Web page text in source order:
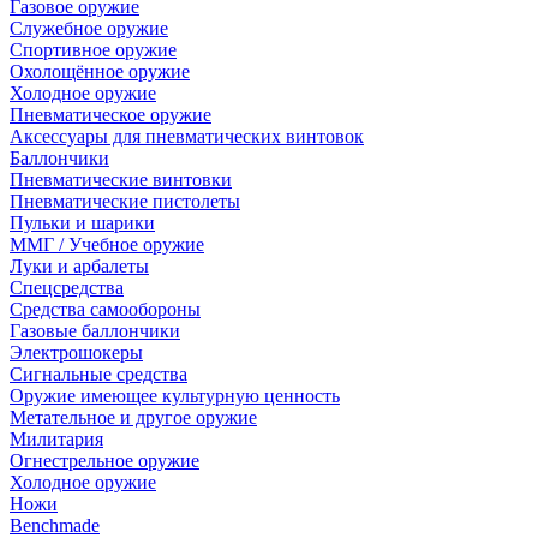
Газовое оружие
Служебное оружие
Спортивное оружие
Охолощённое оружие
Холодное оружие
Пневматическое оружие
Аксессуары для пневматических винтовок
Баллончики
Пневматические винтовки
Пневматические пистолеты
Пульки и шарики
ММГ / Учебное оружие
Луки и арбалеты
Спецсредства
Средства самообороны
Газовые баллончики
Электрошокеры
Сигнальные средства
Оружие имеющее культурную ценность
Метательное и другое оружие
Милитария
Огнестрельное оружие
Холодное оружие
Ножи
Benchmade